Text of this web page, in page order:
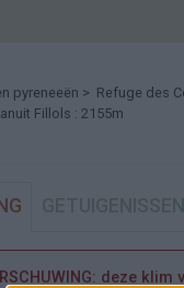
pyreneeën > Refuge des
Fillols : 2155m
deze klim